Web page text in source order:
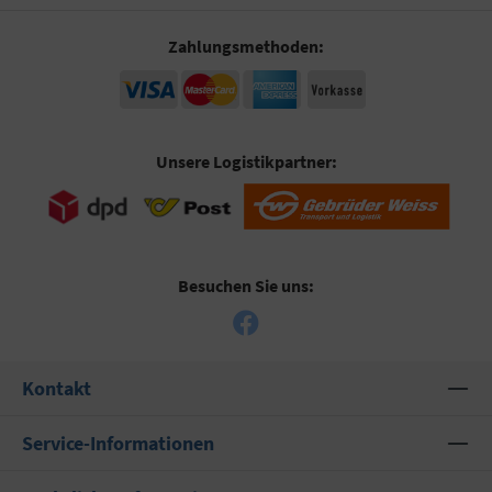
Zahlungsmethoden:
Unsere Logistikpartner:
Besuchen Sie uns:
Kontakt
Service-Informationen